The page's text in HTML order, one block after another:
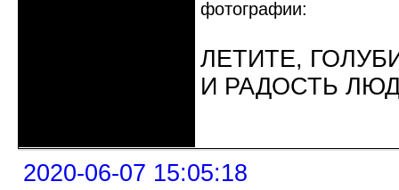
фотографии:
ЛЕТИТЕ,
И РАДОСТЬ
2020-06-07 15:05:18